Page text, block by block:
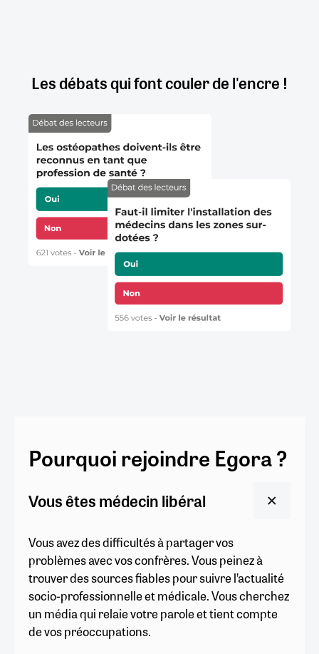
Les débats qui font couler de l'encre !
Pourquoi rejoindre Egora ?
Vous êtes médecin libéral
Vous avez des difficultés à partager vos
problèmes avec vos confrères. Vous peinez à
trouver des sources fiables pour suivre l’actualité
socio-professionnelle et médicale. Vous cherchez
un média qui relaie votre parole et tient compte
de vos préoccupations.